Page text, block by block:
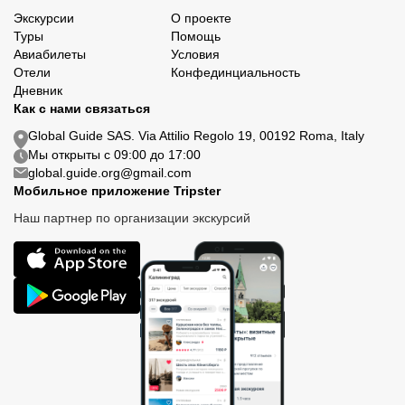
Экскурсии
Туры
Авиабилеты
Отели
Дневник
О проекте
Помощь
Условия
Конфединциальность
Как с нами связаться
Global Guide SAS. Via Attilio Regolo 19, 00192 Roma, Italy
Мы открыты с 09:00 до 17:00
global.guide.org@gmail.com
Мобильное приложение Tripster
Наш партнер по организации экскурсий